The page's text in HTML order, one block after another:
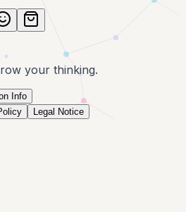
your thinking.
Info
Legal Notice